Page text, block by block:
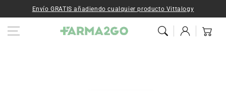
Ir al contenidoEnvío GRATIS añadiendo cualquier producto Vittalogy
Iniciar
sesión
Carrito